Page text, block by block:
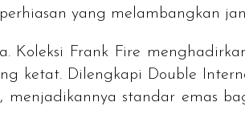
yang melambangkan
Frank Fire
ketat. Dilengkapi Double
standar emas